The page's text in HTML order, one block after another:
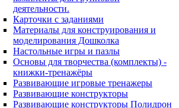
деятельности.
Карточки с заданиями
Материалы для конструирования и
моделирования Дошколка
Настольные игры и пазлы
Основы для творчества (комплекты) -
книжки-тренажёры
Развивающие игровые тренажеры
Развивающие конструкторы
Развивающие конструкторы Полидрон